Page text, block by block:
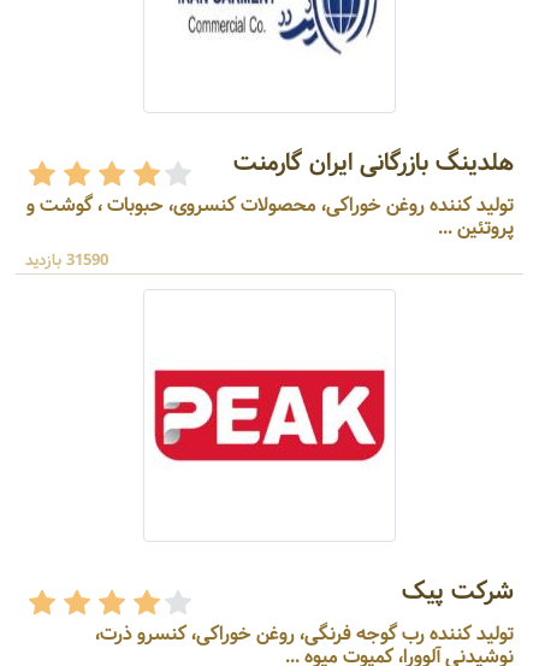
هلدینگ بازرگانی ایران گارمنت
تولید کننده روغن خوراکی، محصولات کنسروی، حبوبات ، گوشت و
پروتئین ...
31590 بازدید
شرکت پیک
تولید کننده رب گوجه فرنگی، روغن خوراکی، کنسرو ذرت،
نوشیدنی آلوورا، کمپوت میوه ...